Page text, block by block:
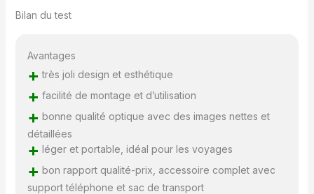
Bilan du test
Avantages
+ très joli design et esthétique
+ facilité de montage et d’utilisation
+ bonne qualité optique avec des images nettes et
détaillées
+ léger et portable, idéal pour les voyages
+ bon rapport qualité-prix, accessoire complet avec
support téléphone et sac de transport